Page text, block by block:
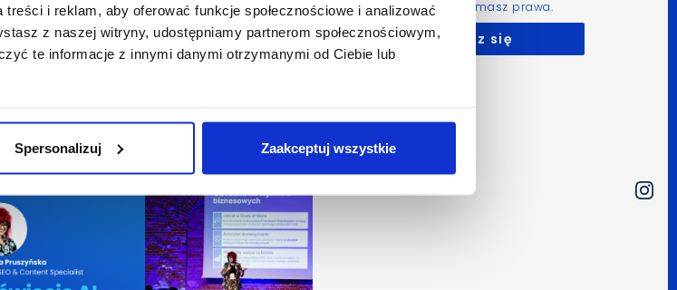
i reklam, aby oferować funkcje społecznościowe i analizować
z naszej witryny, udostępniamy partnerom społecznościowym,
te informacje z innymi danymi otrzymanymi od Ciebie lub
Spersonalizuj Zaakceptuj wszystkie
Twoje dane i jakie masz prawa.